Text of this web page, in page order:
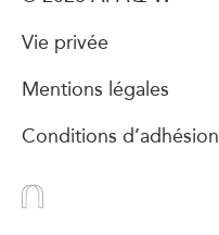
Vie privée
Mentions légales
Conditions d’adhésion